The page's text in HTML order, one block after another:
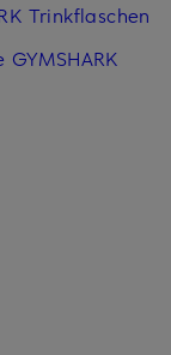
Trinkflaschen
GYMSHARK